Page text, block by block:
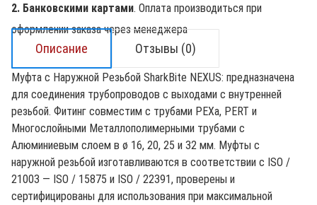
2. Банковскими картами. Оплата производиться при
оформлении заказа через менеджера
Описание Отзывы (0)
Муфта с Наружной Резьбой SharkBite NEXUS: предназначена
для соединения трубопроводов с выходами с внутренней
резьбой. Фитинг совместим с трубами PEXa, PERT и
Многослойными Металлополимерными трубами с
Алюминиевым слоем в ø 16, 20, 25 и 32 мм. Муфты с
наружной резьбой изготавливаются в соответствии с ISO /
21003 — ISO / 15875 и ISO / 22391, проверены и
сертифицированы для использования при максимальной